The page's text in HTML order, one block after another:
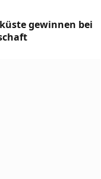
gewinnen bei